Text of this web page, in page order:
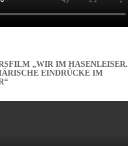
„WIR IM HASENLEISER.
EINDRÜCKE IM